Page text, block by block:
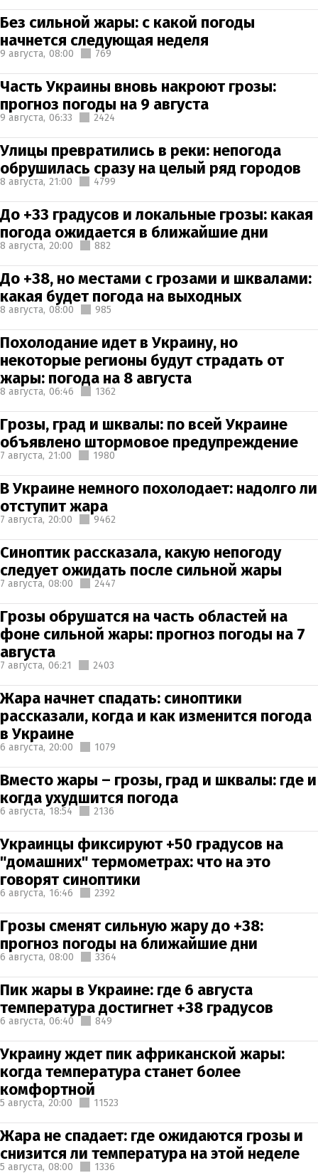
Без сильной жары: с какой погоды
начнется следующая неделя
9 августа, 08:00 769
Часть Украины вновь накроют грозы:
прогноз погоды на 9 августа
9 августа, 06:33 2424
Улицы превратились в реки: непогода
обрушилась сразу на целый ряд городов
8 августа, 21:00 4799
До +33 градусов и локальные грозы: какая
погода ожидается в ближайшие дни
8 августа, 20:00 882
До +38, но местами с грозами и шквалами:
какая будет погода на выходных
8 августа, 08:00 985
Похолодание идет в Украину, но
некоторые регионы будут страдать от
жары: погода на 8 августа
8 августа, 06:46 1362
Грозы, град и шквалы: по всей Украине
объявлено штормовое предупреждение
7 августа, 21:00 1980
В Украине немного похолодает: надолго ли
отступит жара
7 августа, 20:00 9462
Синоптик рассказала, какую непогоду
следует ожидать после сильной жары
7 августа, 08:00 2447
Грозы обрушатся на часть областей на
фоне сильной жары: прогноз погоды на 7
августа
7 августа, 06:21 2403
Жара начнет спадать: синоптики
рассказали, когда и как изменится погода
в Украине
6 августа, 20:00 1079
Вместо жары – грозы, град и шквалы: где и
когда ухудшится погода
6 августа, 18:54 2136
Украинцы фиксируют +50 градусов на
"домашних" термометрах: что на это
говорят синоптики
6 августа, 16:46 2392
Грозы сменят сильную жару до +38:
прогноз погоды на ближайшие дни
6 августа, 08:00 3364
Пик жары в Украине: где 6 августа
температура достигнет +38 градусов
6 августа, 06:40 849
Украину ждет пик африканской жары:
когда температура станет более
комфортной
5 августа, 20:00 11523
Жара не спадает: где ожидаются грозы и
снизится ли температура на этой неделе
5 августа, 08:00 1336